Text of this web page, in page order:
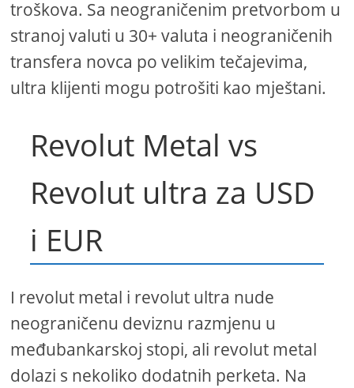
troškova. Sa neograničenim pretvorbom u
stranoj valuti u 30+ valuta i neograničenih
transfera novca po velikim tečajevima,
ultra klijenti mogu potrošiti kao mještani.
Revolut Metal vs
Revolut ultra za USD
i EUR
I revolut metal i revolut ultra nude
neograničenu deviznu razmjenu u
međubankarskoj stopi, ali revolut metal
dolazi s nekoliko dodatnih perketa. Na